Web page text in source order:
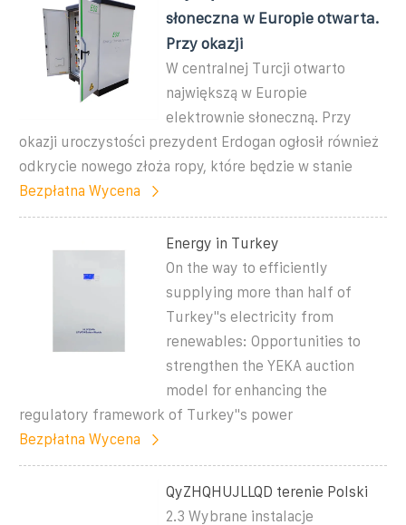
słoneczna w Europie otwarta.
Przy okazji
W centralnej Turcji otwarto
największą w Europie
elektrownie słoneczną. Przy
okazji uroczystości prezydent Erdogan ogłosił również
odkrycie nowego złoża ropy, które będzie w stanie
Bezpłatna Wycena
Energy in Turkey
On the way to efficiently
supplying more than half of
Turkey''s electricity from
renewables: Opportunities to
strengthen the YEKA auction
model for enhancing the
regulatory framework of Turkey''s power
Bezpłatna Wycena
QyZHQHUJLLQD terenie Polski
2.3 Wybrane instalacje